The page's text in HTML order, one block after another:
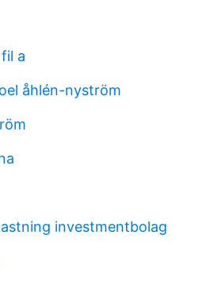
a
åhlén-nyström
investmentbolag